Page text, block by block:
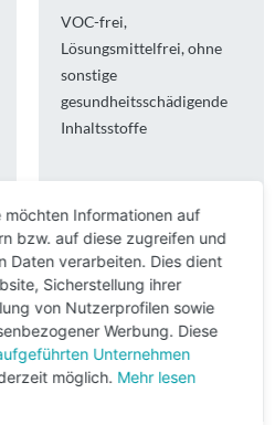
VOC-frei
Lösungsmittelfrei ohne
sonstige
gesundheitsschädigende
Inhaltsstoffe
Informationen auf
bzw. auf diese zugreifen und
Daten verarbeiten. Dies dient
Sicherstellung ihrer
von Nutzerprofilen sowie
Werbung. Diese
Unternehmen
möglich. Mehr lesen